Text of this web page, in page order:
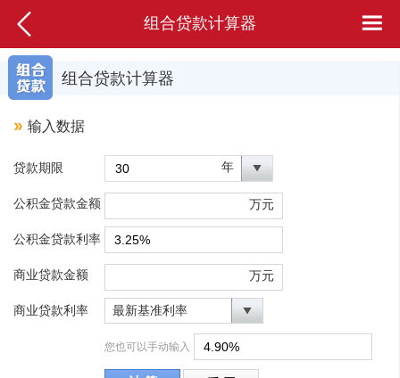
组合贷款计算器
组合贷款计算器
输入数据
贷款期限 年
公积金贷款金额 万元
公积金贷款利率
商业贷款金额 万元
商业贷款利率 最新基准利率
您也可以手动输入